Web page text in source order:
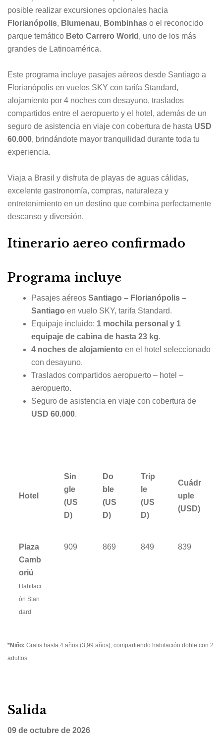
posible realizar excursiones opcionales hacia
Florianópolis, Blumenau, Bombinhas o el reconocido
parque temático Beto Carrero World , uno de los más
grandes de Latinoamérica.
Este programa incluye pasajes aéreos desde Santiago a
Florianópolis en vuelos SKY con tarifa Standard,
alojamiento por 4 noches con desayuno, traslados
compartidos entre el aeropuerto y el hotel, además de un
seguro de asistencia en viaje con cobertura de hasta USD
60.000, brindándote mayor tranquilidad durante toda tu
experiencia.
Viaja a Brasil y disfruta de playas de aguas cálidas,
excelente gastronomía, compras, naturaleza y
entretenimiento en un destino que combina perfectamente
descanso y diversión.
Itinerario aereo confirmado
Programa incluye
Pasajes aéreos Santiago – Florianópolis –
Santiago en vuelo SKY, tarifa Standard.
Equipaje incluido: 1 mochila personal y 1
equipaje de cabina de hasta 23 kg.
4 noches de alojamiento en el hotel seleccionado
con desayuno.
Traslados compartidos aeropuerto – hotel –
aeropuerto.
Seguro de asistencia en viaje con cobertura de
USD 60.000.
Hotel
Sin
gle
(US
D)
Do
ble
(US
D)
Trip
le
(US
D)
Cuádr
uple
(USD)
Plaza
Camb
oriú
Habitaci
ón Stan
dard
909 869 849 839
*Niño: Gratis hasta 4 años (3,99 años), compartiendo habitación doble con 2
adultos.
Salida
09 de octubre de 2026